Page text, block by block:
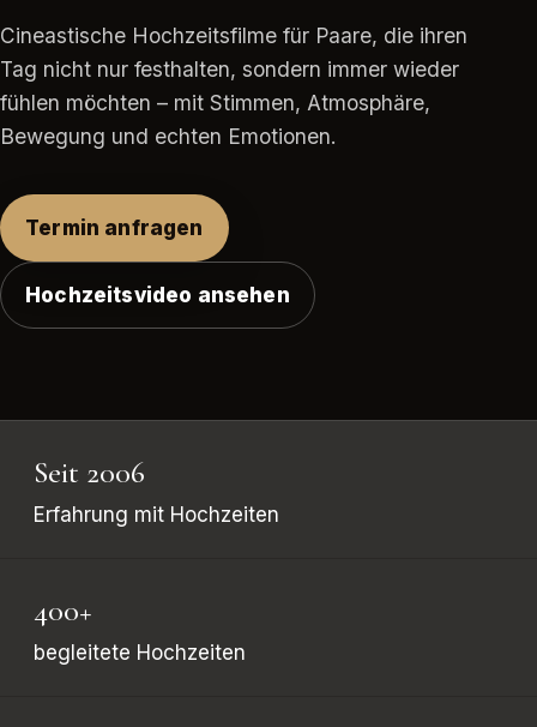
Cineastische Hochzeitsfilme für Paare, die ihren
Tag nicht nur festhalten, sondern immer wieder
fühlen möchten – mit Stimmen, Atmosphäre,
Bewegung und echten Emotionen.
Termin anfragen
Hochzeitsvideo ansehen
Seit 2006
Erfahrung mit Hochzeiten
400+
begleitete Hochzeiten